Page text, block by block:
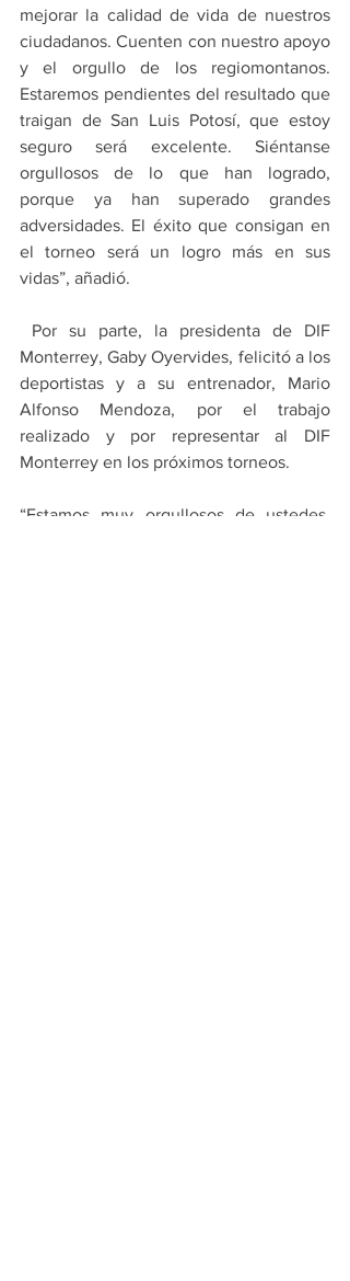
mejorar la calidad de vida de nuestros
ciudadanos. Cuenten con nuestro apoyo
y el orgullo de los regiomontanos.
Estaremos pendientes del resultado que
traigan de San Luis Potosí, que estoy
seguro será excelente. Siéntanse
orgullosos de lo que han logrado,
porque ya han superado grandes
adversidades. El éxito que consigan en
el torneo será un logro más en sus
vidas”, añadió.
Por su parte, la presidenta de DIF
Monterrey, Gaby Oyervides, felicitó a los
deportistas y a su entrenador, Mario
Alfonso Mendoza, por el trabajo
realizado y por representar al DIF
Monterrey en los próximos torneos.
“Estamos muy orgullosos de ustedes.